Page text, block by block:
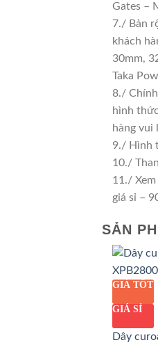
Gates –
7./ Bản
khách
30mm,
Taka
8./
hình
hàng vui
9./ Hình
10./
11./
giá sỉ –
SẢN
GIÁ TỐT
GIÁ SỈ
Dây